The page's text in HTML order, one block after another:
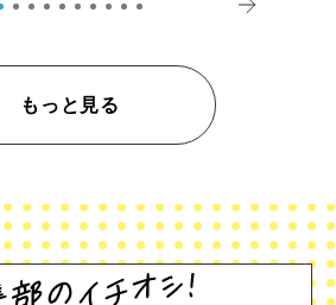
もっと見る